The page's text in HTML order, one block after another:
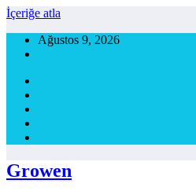
İçeriğe atla
Ağustos 9, 2026
Growen